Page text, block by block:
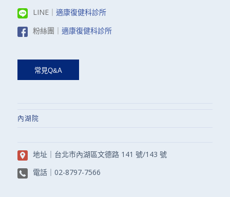
LINE｜ 適康復健科診所
粉絲團｜ 適康復健科診所
內湖院
地址｜ 台北市內湖區文德路 141 號/143 號
電話｜ 02-8797-7566